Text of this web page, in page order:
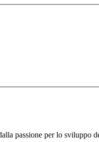
passione per lo sviluppo